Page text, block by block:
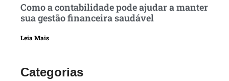
Como a contabilidade pode ajudar a manter
sua gestão financeira saudável
Leia Mais
Categorias